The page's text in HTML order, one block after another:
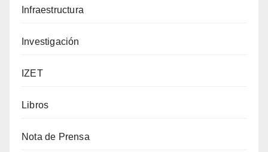
Infraestructura
Investigación
IZET
Libros
Nota de Prensa